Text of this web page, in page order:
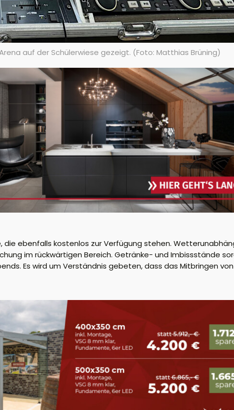
auf der Schülerwiese gezeigt. (Foto: Matthias Brüning)
ebenfalls kostenlos zur Verfügung stehen.
im rückwärtigen Bereich. Getränke- und Imbissstände
Es wird um Verständnis gebeten, dass das Mitbringen von